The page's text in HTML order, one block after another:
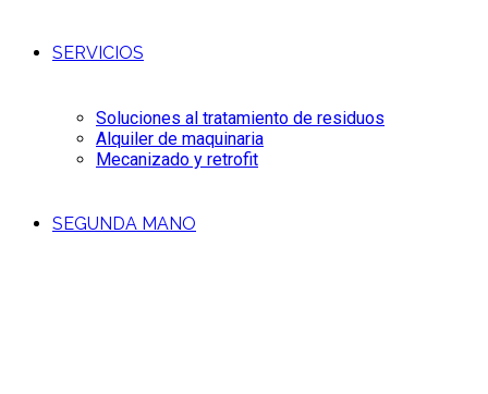
SERVICIOS
Soluciones al tratamiento de residuos
Alquiler de maquinaria
Mecanizado y retrofit
SEGUNDA MANO